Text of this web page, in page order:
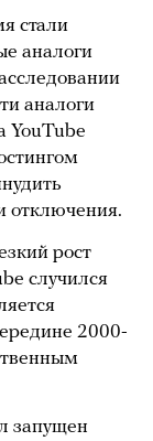
стали
аналоги
аналоги
YouTube
отключения.
рост
случился
2000-
запущен